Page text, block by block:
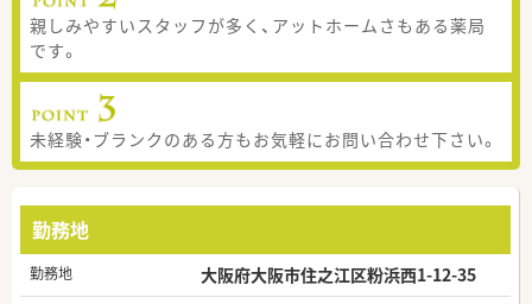
親しみやすいスタッフが多く、アットホームさもある薬局
です。
未経験・ブランクのある方もお気軽にお問い合わせ下さい。
勤務地
勤務地 大阪府大阪市住之江区粉浜西1-12-35